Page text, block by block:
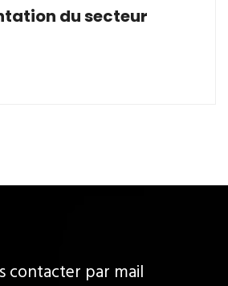
du secteur
contacter par mail